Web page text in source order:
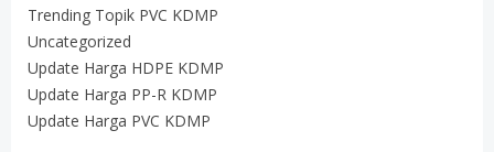
Trending Topik PVC KDMP
Uncategorized
Update Harga HDPE KDMP
Update Harga PP-R KDMP
Update Harga PVC KDMP